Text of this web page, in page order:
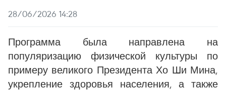
28/06/2026 14:28
Программа была направлена на
популяризацию физической культуры по
примеру великого Президента Хо Ши Мина,
укрепление здоровья населения, а также